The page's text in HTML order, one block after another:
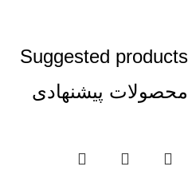
Suggested products
محصولات پیشنهادی